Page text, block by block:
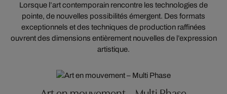
Lorsque l’art contemporain rencontre les technologies de
pointe, de nouvelles possibilités émergent. Des formats
exceptionnels et des techniques de production raffinées
ouvrent des dimensions entièrement nouvelles de l’expression
artistique.